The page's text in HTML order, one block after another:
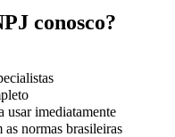
conosco?
usar imediatamente
normas brasileiras